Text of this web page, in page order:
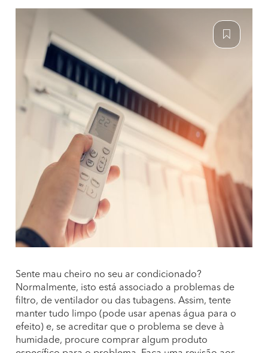
Sente mau cheiro no seu ar condicionado?
Normalmente, isto está associado a problemas de
filtro, de ventilador ou das tubagens. Assim, tente
manter tudo limpo (pode usar apenas água para o
efeito) e, se acreditar que o problema se deve à
humidade, procure comprar algum produto